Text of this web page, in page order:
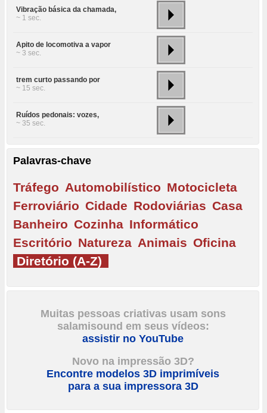
Vibração básica da chamada,
~ 1 sec.
Apito de locomotiva a vapor
~ 3 sec.
trem curto passando por
~ 15 sec.
Ruídos pedonais: vozes,
~ 35 sec.
Palavras-chave
Tráfego Automobilístico Motocicleta
Ferroviário Cidade Rodoviárias Casa
Banheiro Cozinha Informático
Escritório Natureza Animais Oficina
Diretório (A-Z)
Muitas pessoas criativas usam sons
salamisound em seus vídeos:
assistir no YouTube
Novo na impressão 3D?
Encontre modelos 3D imprimíveis
para a sua impressora 3D